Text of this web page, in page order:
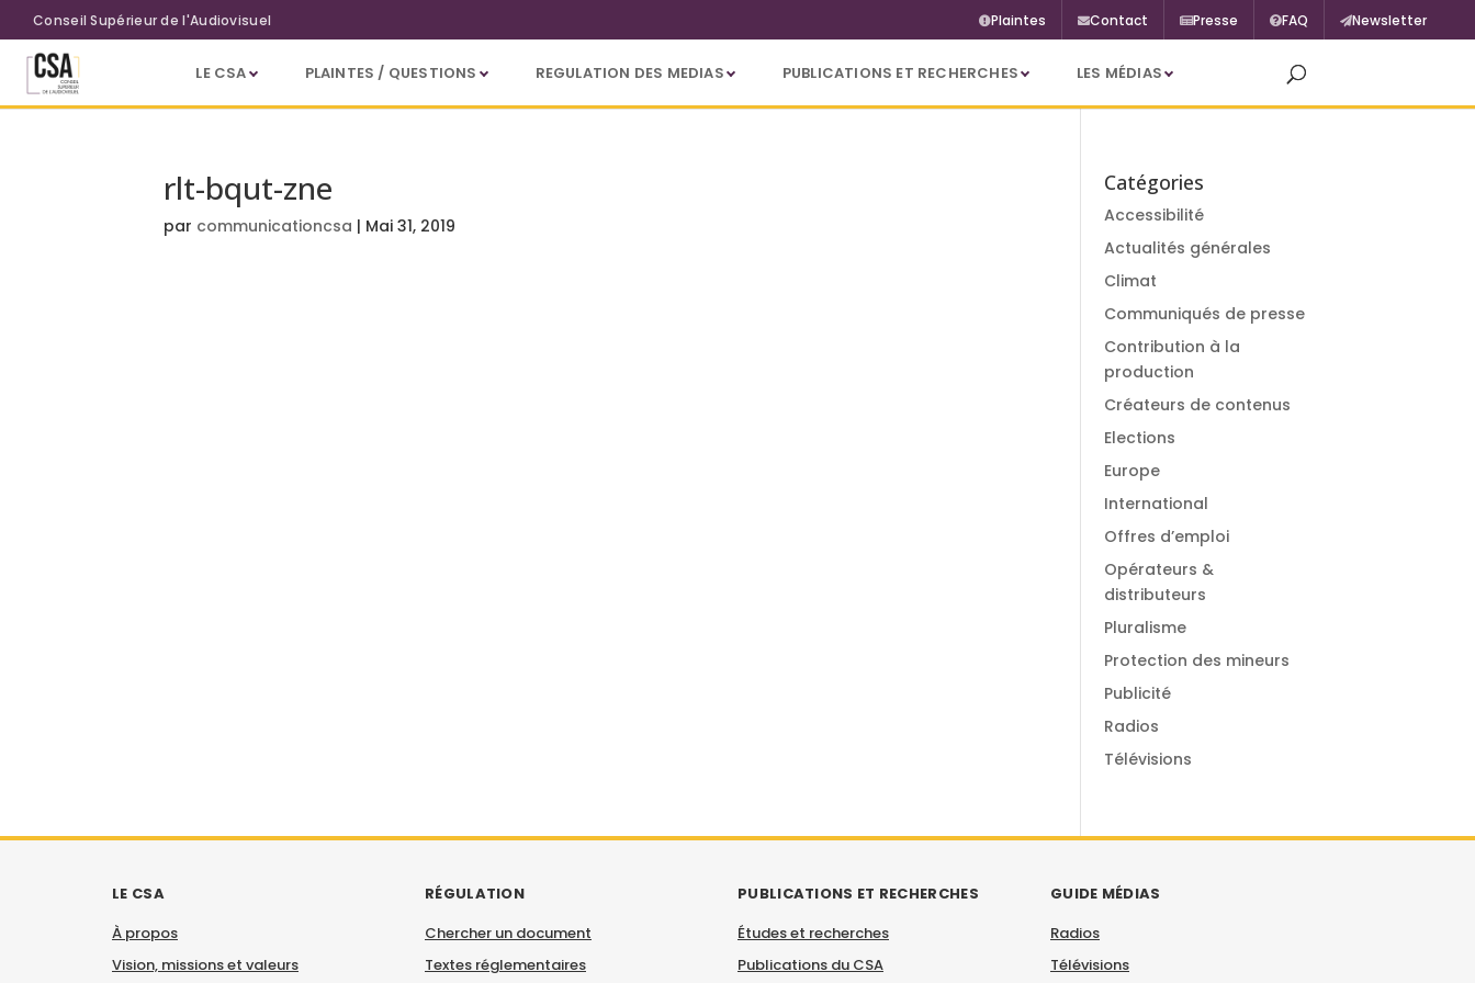
Aller au contenu principal
Conseil Supérieur de l'Audiovisuel Plaintes Contact Presse FAQ Newsletter
LE CSA PLAINTES / QUESTIONS REGULATION DES MEDIAS PUBLICATIONS ET RECHERCHES LES MÉDIAS
rlt-bqut-zne
par communicationcsa | Mai 31, 2019
Catégories
Accessibilité
Actualités générales
Climat
Communiqués de presse
Contribution à la
production
Créateurs de contenus
Elections
Europe
International
Offres d’emploi
Opérateurs &
distributeurs
Pluralisme
Protection des mineurs
Publicité
Radios
Télévisions
LE CSA
À propos
Vision, missions et valeurs
RÉGULATION
Chercher un document
Textes réglementaires
PUBLICATIONS ET RECHERCHES
Études et recherches
Publications du CSA
GUIDE MÉDIAS
Radios
Télévisions